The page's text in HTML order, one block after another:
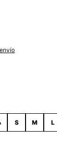
S M L